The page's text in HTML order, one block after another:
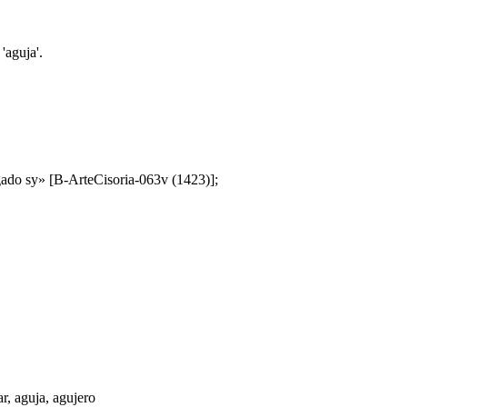
sy» [B-ArteCisoria-063v (1423)];
, aguja, agujero